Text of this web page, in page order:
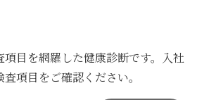
目を網羅した健康診断です。入社
項目をご確認ください。